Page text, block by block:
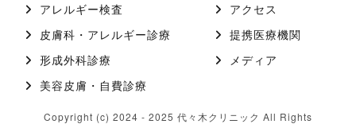
アレルギー検査
皮膚科・アレルギー診療
形成外科診療
美容皮膚・自費診療
アクセス
提携医療機関
メディア
Copyright (c) 2024 - 2025 代々木クリニック All Rights